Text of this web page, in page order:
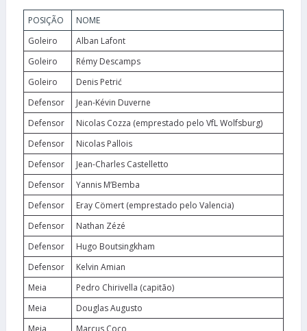
POSIÇÃO
NOME
Goleiro
Alban Lafont
Goleiro
Rémy Descamps
Goleiro
Denis Petrić
Defensor
Jean-Kévin Duverne
Defensor
Nicolas Cozza (emprestado pelo VfL Wolfsburg)
Defensor
Nicolas Pallois
Defensor
Jean-Charles Castelletto
Defensor
Yannis M’Bemba
Defensor
Eray Cömert (emprestado pelo Valencia)
Defensor
Nathan Zézé
Defensor
Hugo Boutsingkham
Defensor
Kelvin Amian
Meia
Pedro Chirivella (capitão)
Meia
Douglas Augusto